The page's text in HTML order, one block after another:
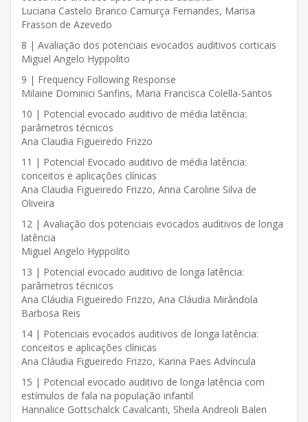
Luciana Castelo Branco Camurça Fernandes, Marisa
Frasson de Azevedo
8 | Avaliação dos potenciais evocados auditivos corticais
Miguel Angelo Hyppolito
9 | Frequency Following Response
Milaine Dominici Sanfins, Maria Francisca Colella-Santos
10 | Potencial evocado auditivo de média latência:
parâmetros técnicos
Ana Claudia Figueiredo Frizzo
11 | Potencial Evocado auditivo de média latência:
conceitos e aplicações clínicas
Ana Claudia Figueiredo Frizzo, Anna Caroline Silva de
Oliveira
12 | Avaliação dos potenciais evocados auditivos de longa
latência
Miguel Angelo Hyppolito
13 | Potencial evocado auditivo de longa latência:
parâmetros técnicos
Ana Cláudia Figueiredo Frizzo, Ana Cláudia Mirândola
Barbosa Reis
14 | Potenciais evocados auditivos de longa latência:
conceitos e aplicações clínicas
Ana Cláudia Figueiredo Frizzo, Karina Paes Advíncula
15 | Potencial evocado auditivo de longa latência com
estímulos de fala na população infantil
Hannalice Gottschalck Cavalcanti, Sheila Andreoli Balen